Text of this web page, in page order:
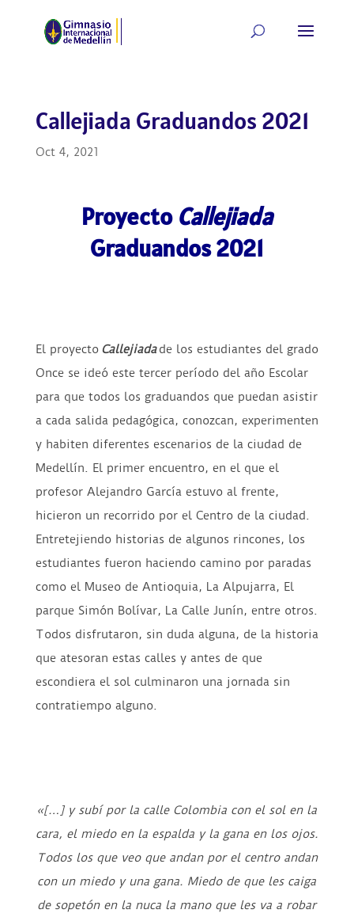
Callejiada Graduandos 2021
Oct 4, 2021
Proyecto Callejiada
Graduandos 2021
El proyecto Callejiadade los estudiantes del grado
Once se ideó este tercer período del año Escolar
para que todos los graduandos que puedan asistir
a cada salida pedagógica, conozcan, experimenten
y habiten diferentes escenarios de la ciudad de
Medellín. El primer encuentro, en el que el
profesor Alejandro García estuvo al frente,
hicieron un recorrido por el Centro de la ciudad.
Entretejiendo historias de algunos rincones, los
estudiantes fueron haciendo camino por paradas
como el Museo de Antioquia, La Alpujarra, El
parque Simón Bolívar, La Calle Junín, entre otros.
Todos disfrutaron, sin duda alguna, de la historia
que atesoran estas calles y antes de que
escondiera el sol culminaron una jornada sin
contratiempo alguno.
«[…] y subí por la calle Colombia con el sol en la
cara, el miedo en la espalda y la gana en los ojos.
Todos los que veo que andan por el centro andan
con un miedo y una gana. Miedo de que les caiga
de sopetón en la nuca la mano que les va a robar